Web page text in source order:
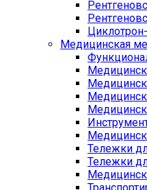
Медицинская
Тележки
Тележки